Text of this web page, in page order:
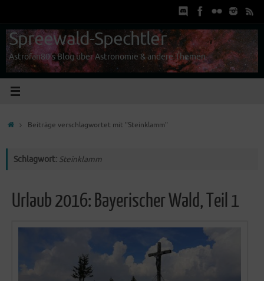
springen
Spreewald-Spechtler
Astrofan80's Blog über Astronomie & andere Themen
StartBeiträge verschlagwortet mit "Steinklamm"
Schlagwort: Steinklamm
Urlaub 2016: Bayerischer Wald, Teil 1